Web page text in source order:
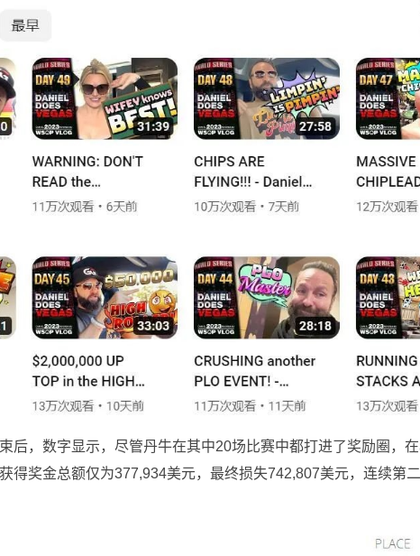
后，数字显示，尽管丹牛在其中20场比赛中都打进了奖励圈，
得奖金总额仅为377,934美元，最终损失742,807美元，连续第